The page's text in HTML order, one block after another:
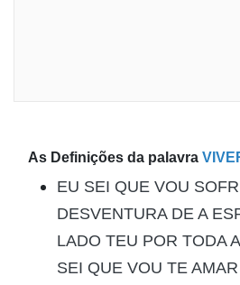
As Definições da palavra
EU SEI QUE VOU
DESVENTURA DE A
LADO TEU POR TODA
SEI QUE VOU TE